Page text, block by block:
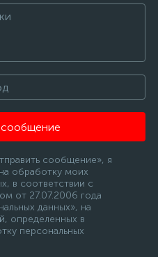
30
сообщение», я
обработку моих
в соответствии с
от 27.07.2006 года
данных», на
определенных в
персональных